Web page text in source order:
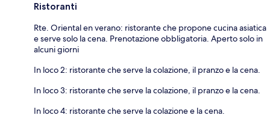
Ristoranti
Rte. Oriental en verano: ristorante che propone cucina asiatica
e serve solo la cena. Prenotazione obbligatoria. Aperto solo in
alcuni giorni
In loco 2: ristorante che serve la colazione, il pranzo e la cena.
In loco 3: ristorante che serve la colazione, il pranzo e la cena.
In loco 4: ristorante che serve la colazione e la cena.